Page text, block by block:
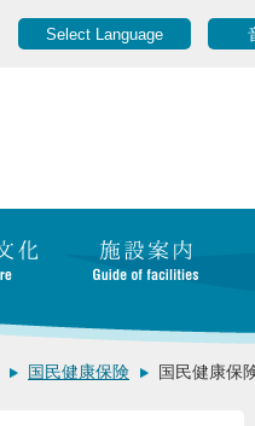
Select Language
国民健康保険 国民健康保